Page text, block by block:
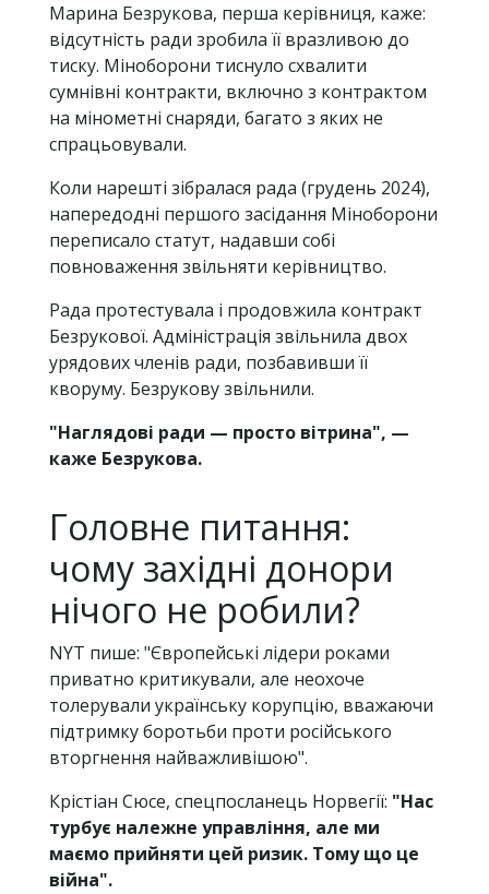
Марина Безрукова, перша керівниця, каже:
відсутність ради зробила її вразливою до
тиску. Міноборони тиснуло схвалити
сумнівні контракти, включно з контрактом
на мінометні снаряди, багато з яких не
спрацьовували.
Коли нарешті зібралася рада (грудень 2024),
напередодні першого засідання Міноборони
переписало статут, надавши собі
повноваження звільняти керівництво.
Рада протестувала і продовжила контракт
Безрукової. Адміністрація звільнила двох
урядових членів ради, позбавивши її
кворуму. Безрукову звільнили.
"Наглядові ради — просто вітрина", —
каже Безрукова.
Головне питання:
чому західні донори
нічого не робили?
NYT пише: "Європейські лідери роками
приватно критикували, але неохоче
толерували українську корупцію, вважаючи
підтримку боротьби проти російського
вторгнення найважливішою".
Крістіан Сюсе, спецпосланець Норвегії: "Нас
турбує належне управління, але ми
маємо прийняти цей ризик. Тому що це
війна".